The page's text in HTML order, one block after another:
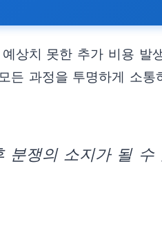
상치 못한 추가 비용 발
든 과정을 투명하게 소통
분쟁의 소지가 될 수